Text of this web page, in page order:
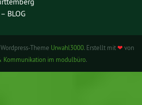
BLOG
Theme Urwahl3000. Erstellt mit❤ von
Kommunikation im modulbüro.